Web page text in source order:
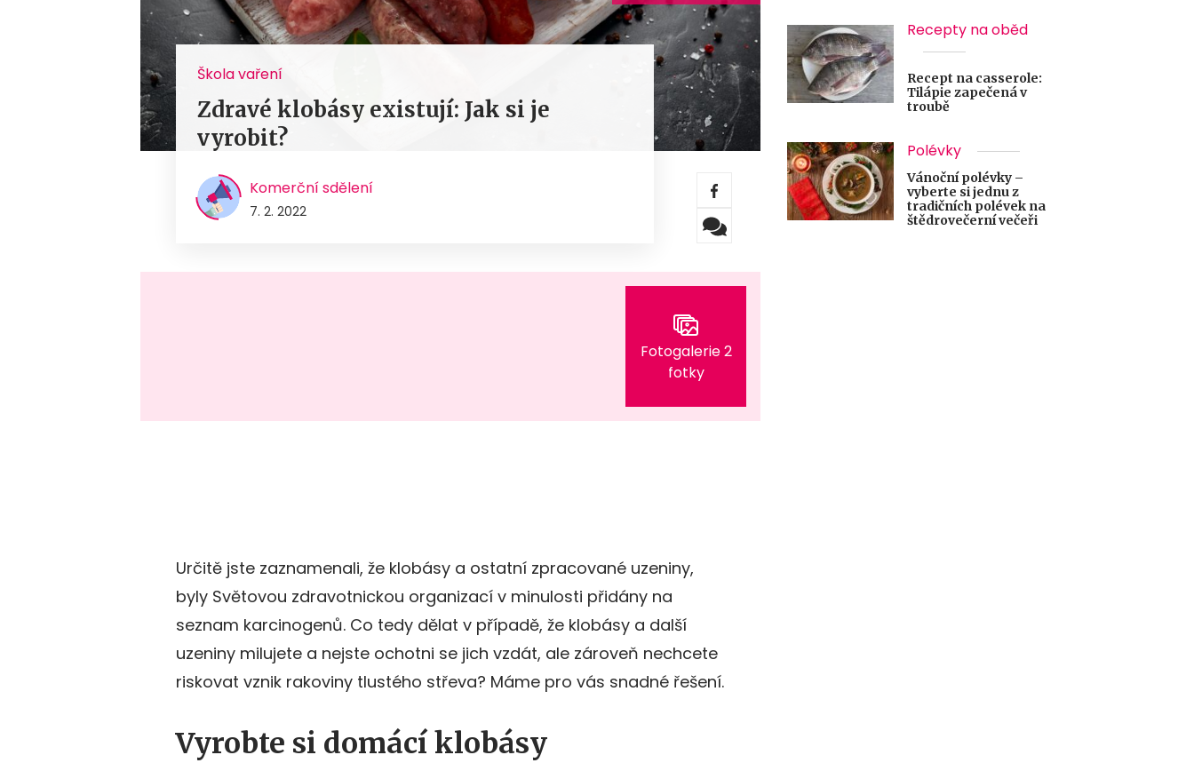
Škola vaření
Zdravé klobásy existují: Jak si je
vyrobit?
Komerční sdělení
7. 2. 2022
Fotogalerie 2
fotky
Určitě jste zaznamenali, že klobásy a ostatní zpracované uzeniny,
byly Světovou zdravotnickou organizací v minulosti přidány na
seznam karcinogenů. Co tedy dělat v případě, že klobásy a další
uzeniny milujete a nejste ochotni se jich vzdát, ale zároveň nechcete
riskovat vznik rakoviny tlustého střeva? Máme pro vás snadné řešení.
Vyrobte si domácí klobásy
Recepty na oběd
Recept na casserole:
Tilápie zapečená v
troubě
Polévky
Vánoční polévky –
vyberte si jednu z
tradičních polévek na
štědrovečerní večeři